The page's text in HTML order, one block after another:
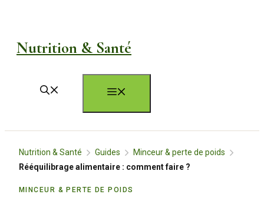
contenu
Nutrition & Santé
Nutrition & Santé Guides
Minceur & perte de poids
Rééquilibrage alimentaire : comment faire ?
MINCEUR & PERTE DE POIDS